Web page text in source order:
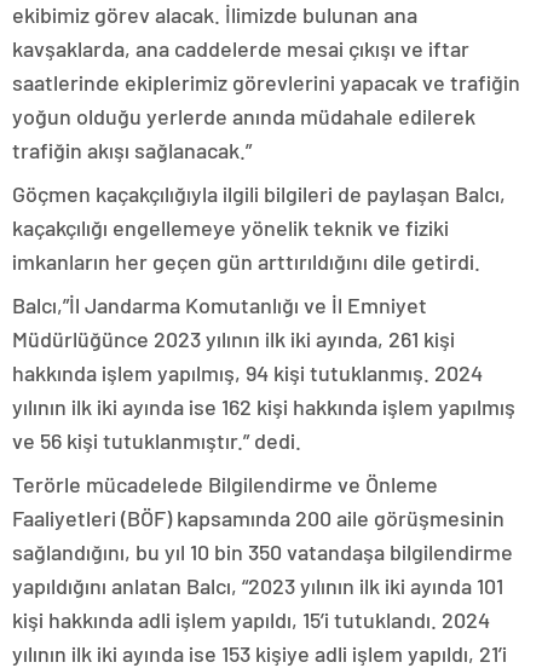
ekibimiz görev alacak. İlimizde bulunan ana
kavşaklarda, ana caddelerde mesai çıkışı ve iftar
saatlerinde ekiplerimiz görevlerini yapacak ve trafiğin
yoğun olduğu yerlerde anında müdahale edilerek
trafiğin akışı sağlanacak.”
Göçmen kaçakçılığıyla ilgili bilgileri de paylaşan Balcı,
kaçakçılığı engellemeye yönelik teknik ve fiziki
imkanların her geçen gün arttırıldığını dile getirdi.
Balcı,”İl Jandarma Komutanlığı ve İl Emniyet
Müdürlüğünce 2023 yılının ilk iki ayında, 261 kişi
hakkında işlem yapılmış, 94 kişi tutuklanmış. 2024
yılının ilk iki ayında ise 162 kişi hakkında işlem yapılmış
ve 56 kişi tutuklanmıştır.” dedi.
Terörle mücadelede Bilgilendirme ve Önleme
Faaliyetleri (BÖF) kapsamında 200 aile görüşmesinin
sağlandığını, bu yıl 10 bin 350 vatandaşa bilgilendirme
yapıldığını anlatan Balcı, “2023 yılının ilk iki ayında 101
kişi hakkında adli işlem yapıldı, 15’i tutuklandı. 2024
yılının ilk iki ayında ise 153 kişiye adli işlem yapıldı, 21’i